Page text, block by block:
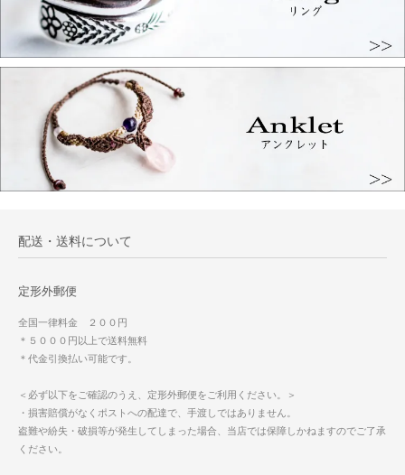
配送・送料について
定形外郵便
全国一律料金 ２００円
＊５０００円以上で送料無料
＊代金引換払い可能です。
＜必ず以下をご確認のうえ、定形外郵便をご利用ください。＞
・損害賠償がなくポストへの配達で、手渡しではありません。
盗難や紛失・破損等が発生してしまった場合、当店では保障しかねますのでご了承
ください。